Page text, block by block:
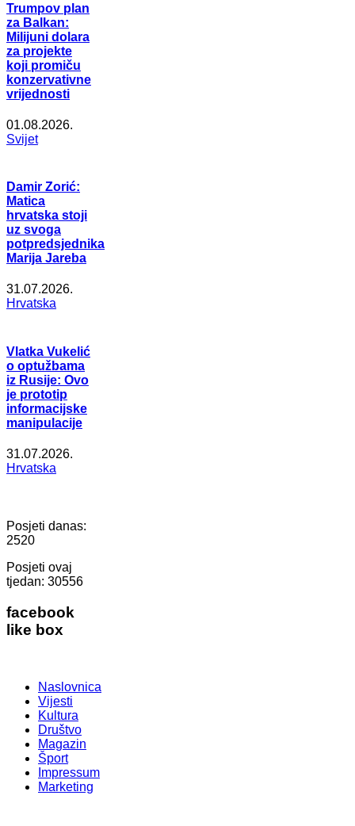
Trumpov plan
za Balkan:
Milijuni dolara
za projekte
koji promiču
konzervativne
vrijednosti
01.08.2026.
Svijet
Damir Zorić:
Matica
hrvatska stoji
uz svoga
potpredsjednika
Marija Jareba
31.07.2026.
Hrvatska
Vlatka Vukelić
o optužbama
iz Rusije: Ovo
je prototip
informacijske
manipulacije
31.07.2026.
Hrvatska
Posjeti danas:
2520
Posjeti ovaj
tjedan: 30556
facebook
like box
Naslovnica
Vijesti
Kultura
Društvo
Magazin
Šport
Impressum
Marketing